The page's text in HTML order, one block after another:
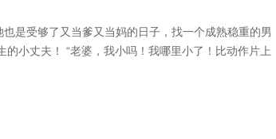
是受够了又当爹又当妈的日子，找一个成熟稳重的男
小丈夫！ “老婆，我小吗！我哪里小了！比动作片上
群】２６０５８６８７３